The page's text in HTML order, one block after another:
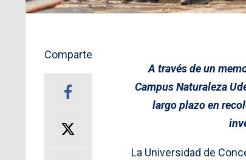
Comparte
A través de un
Campus Naturaleza
largo plazo en
La Universidad de